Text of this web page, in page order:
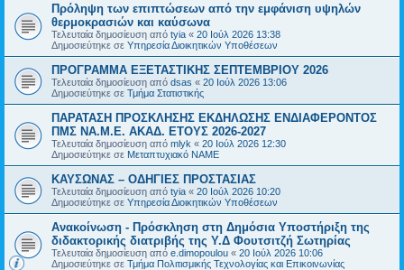
Πρόληψη των επιπτώσεων από την εμφάνιση υψηλών
θερμοκρασιών και καύσωνα
Τελευταία δημοσίευση από tyia « 20 Ιούλ 2026 13:38
Δημοσιεύτηκε σε Υπηρεσία Διοικητικών Υποθέσεων
ΠΡΟΓΡΑΜΜΑ ΕΞΕΤΑΣΤΙΚΗΣ ΣΕΠΤΕΜΒΡΙΟΥ 2026
Τελευταία δημοσίευση από dsas « 20 Ιούλ 2026 13:06
Δημοσιεύτηκε σε Τμήμα Στατιστικής
ΠΑΡΑΤΑΣΗ ΠΡΟΣΚΛΗΣΗΣ ΕΚΔΗΛΩΣΗΣ ΕΝΔΙΑΦΕΡΟΝΤΟΣ
ΠΜΣ ΝΑ.Μ.Ε. ΑΚΑΔ. ΕΤΟΥΣ 2026-2027
Τελευταία δημοσίευση από mlyk « 20 Ιούλ 2026 12:30
Δημοσιεύτηκε σε Μεταπτυχιακό ΝΑΜΕ
ΚΑΥΣΩΝΑΣ – ΟΔΗΓΙΕΣ ΠΡΟΣΤΑΣΙΑΣ
Τελευταία δημοσίευση από tyia « 20 Ιούλ 2026 10:20
Δημοσιεύτηκε σε Υπηρεσία Διοικητικών Υποθέσεων
Ανακοίνωση - Πρόσκληση στη Δημόσια Υποστήριξη της
διδακτορικής διατριβής της Υ.Δ Φουτσιτζή Σωτηρίας
Τελευταία δημοσίευση από e.dimopoulou « 20 Ιούλ 2026 10:06
Δημοσιεύτηκε σε Τμήμα Πολιτισμικής Τεχνολογίας και Επικοινωνίας